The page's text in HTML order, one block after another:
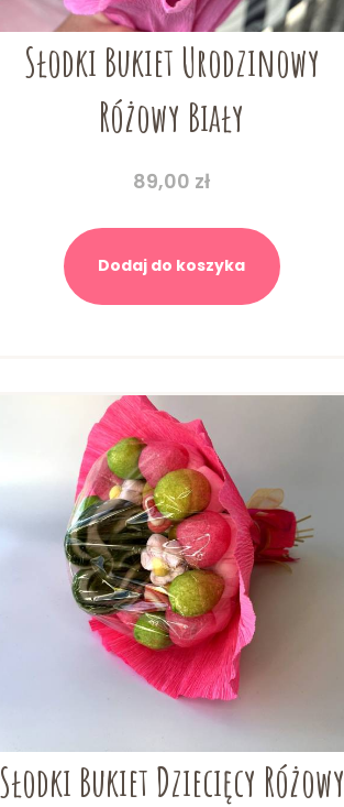
Słodki Bukiet Urodzinowy
Różowy Biały
89,00 zł
Dodaj do koszyka
Słodki Bukiet Dziecięcy Różowy